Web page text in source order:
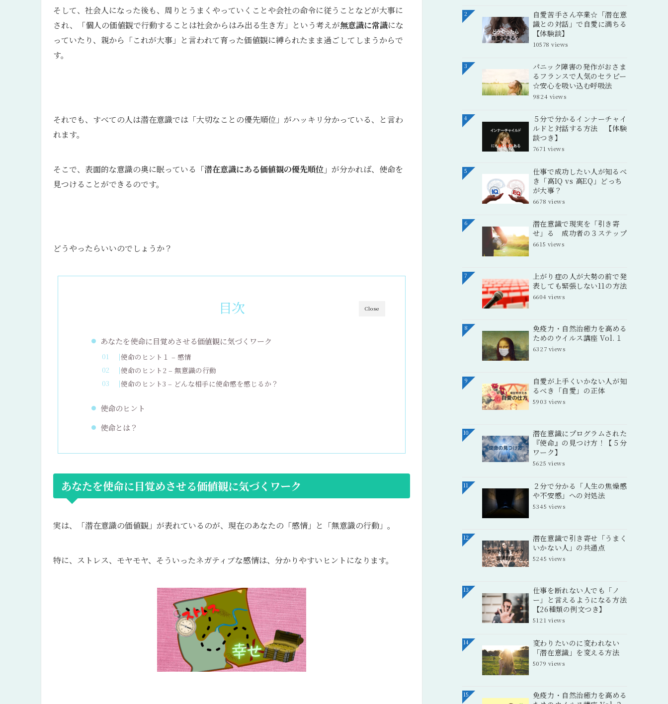
そして、社会人になった後も、周りとうまくやっていくことや会社の命令に従うことなどが大事に
され、「個人の価値観で行動することは社会からはみ出る生き方」という考えが無意識に常識にな
っていたり、親から「これが大事」と言われて育った価値観に縛られたまま過ごしてしまうからで
す。
それでも、すべての人は潜在意識では「大切なことの優先順位」がハッキリ分かっている、と言わ
れます。
そこで、表面的な意識の奥に眠っている 「潜在意識にある価値観の優先順位」 が分かれば、使命を
見つけることができるのです。
どうやったらいいのでしょうか？
Close
目次
あなたを使命に目覚めさせる価値観に気づくワーク
使命のヒント１ – 感情
使命のヒント2 – 無意識の行動
使命のヒント3 – どんな相手に使命感を感じるか？
使命のヒント
使命とは？
あなたを使命に目覚めさせる価値観に気づくワーク
実は、「潜在意識の価値観」が表れているのが、現在のあなたの「感情」と「無意識の行動」。
特に、ストレス、モヤモヤ、そういったネガティブな感情は、分かりやすいヒントになります。
2
自愛苦手さん卒業☆「潜在意
識との対話」で自愛に満ちる
【体験談】
10578 views
3
パニック障害の発作がおさま
るフランスで人気のセラピー
☆安心を吸い込む呼吸法
9824 views
4
５分で分かるインナーチャイ
ルドと対話する方法 【体験
談つき】
7671 views
5
仕事で成功したい人が知るべ
き「高IQ vs 高EQ」どっち
が大事？
6678 views
6
潜在意識で現実を「引き寄
せ」る 成功者の３ステップ
6615 views
7
上がり症の人が大勢の前で発
表しても緊張しない11の方法
6604 views
8
免疫力・自然治癒力を高める
ためのウイルス講座 Vol.１
6327 views
9
自愛が上手くいかない人が知
るべき「自愛」の正体
5903 views
10
潜在意識にプログラムされた
『使命』の見つけ方！【５分
ワーク】
5625 views
11
２分で分かる「人生の焦燥感
や不安感」への対処法
5345 views
12
潜在意識で引き寄せ「うまく
いかない人」の共通点
5245 views
13
仕事を断れない人でも「ノ
ー」と言えるようになる方法
【26種類の例文つき】
5121 views
14
変わりたいのに変われない
「潜在意識」を変える方法
5079 views
15
免疫力・自然治癒力を高める